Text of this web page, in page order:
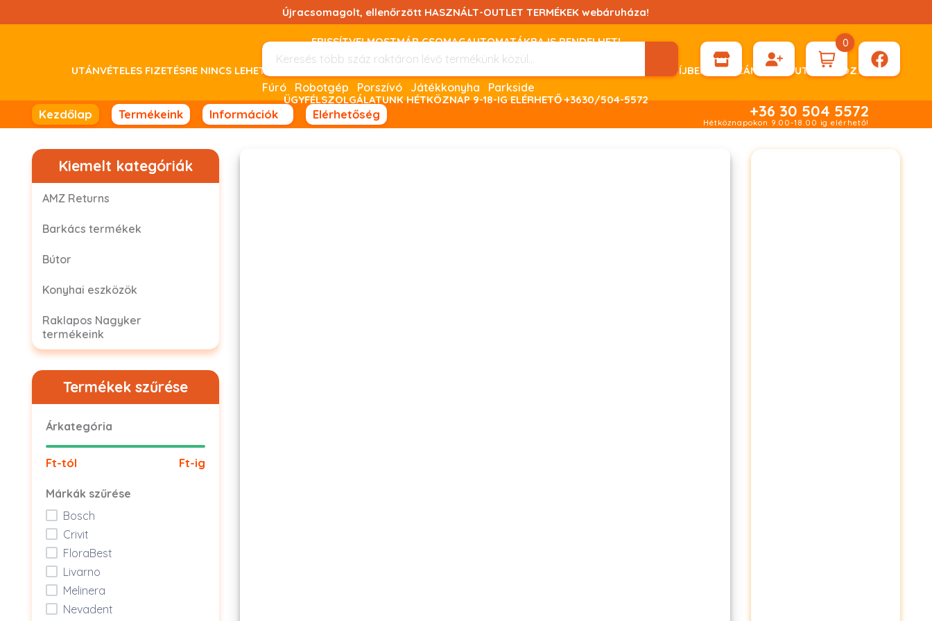
a
Újracsomagolt, ellenőrzött HASZNÁLT-OUTLET TERMÉKEK webáruháza!
FRISSÍTVE! MOSTMÁR CSOMAGAUTOMATÁKBA IS RENDELHET!
UTÁNVÉTELES FIZETÉSRE NINCS LEHETŐSÉG! FIZETNI ONLINE BANKKÁRTYÁVAL LEHETSÉGES, SZÜKSÉG ESETÉN KÉRHET DÍJBEKÉRŐ SZÁMLÁT ÁTUTALÁSHOZ.
ÜGYFÉLSZOLGÁLATUNK HÉTKÖZNAP 9-18-IG ELÉRHETŐ +3630/504-5572
Fúró Robotgép Porszívó Játékkonyha Parkside
0
Kezdőlap Termékeink Információk Elérhetőség +36 30 504 5572
Hétköznapokon 9.00-18.00 ig elérhető!
Kiemelt kategóriák
AMZ Returns
Barkács termékek
Bútor
Konyhai eszközök
Raklapos Nagyker
termékeink
Termékek szűrése
Árkategória
Ft-tól Ft-ig
Márkák szűrése
Bosch
Crivit
FloraBest
Livarno
Melinera
Nevadent